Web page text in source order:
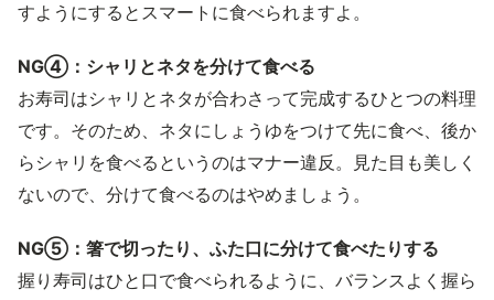
すようにするとスマートに食べられますよ。
NG④：シャリとネタを分けて食べる
お寿司はシャリとネタが合わさって完成するひとつの料理
です。そのため、ネタにしょうゆをつけて先に食べ、後か
らシャリを食べるというのはマナー違反。見た目も美しく
ないので、分けて食べるのはやめましょう。
NG⑤：箸で切ったり、ふた口に分けて食べたりする
握り寿司はひと口で食べられるように、バランスよく握ら